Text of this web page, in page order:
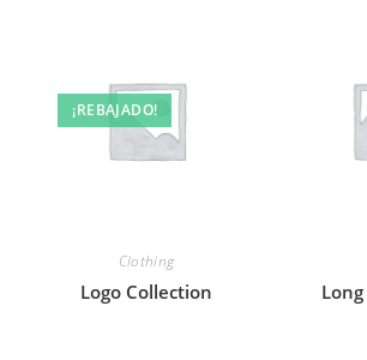
¡REBAJADO!
Clothing
Logo Collection